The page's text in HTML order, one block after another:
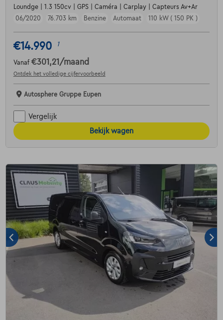
Loundge | 1.3 150cv | GPS | Caméra | Carplay | Capteurs Av+Ar
06/2020
76.703 km Benzine Automaat 110 kW ( 150 PK )
€14.990 1
Vanaf €301,21 /maand
Ontdek het volledige cijfervoorbeeld
Autosphere Gruppe Eupen
Vergelijk
Bekijk wagen